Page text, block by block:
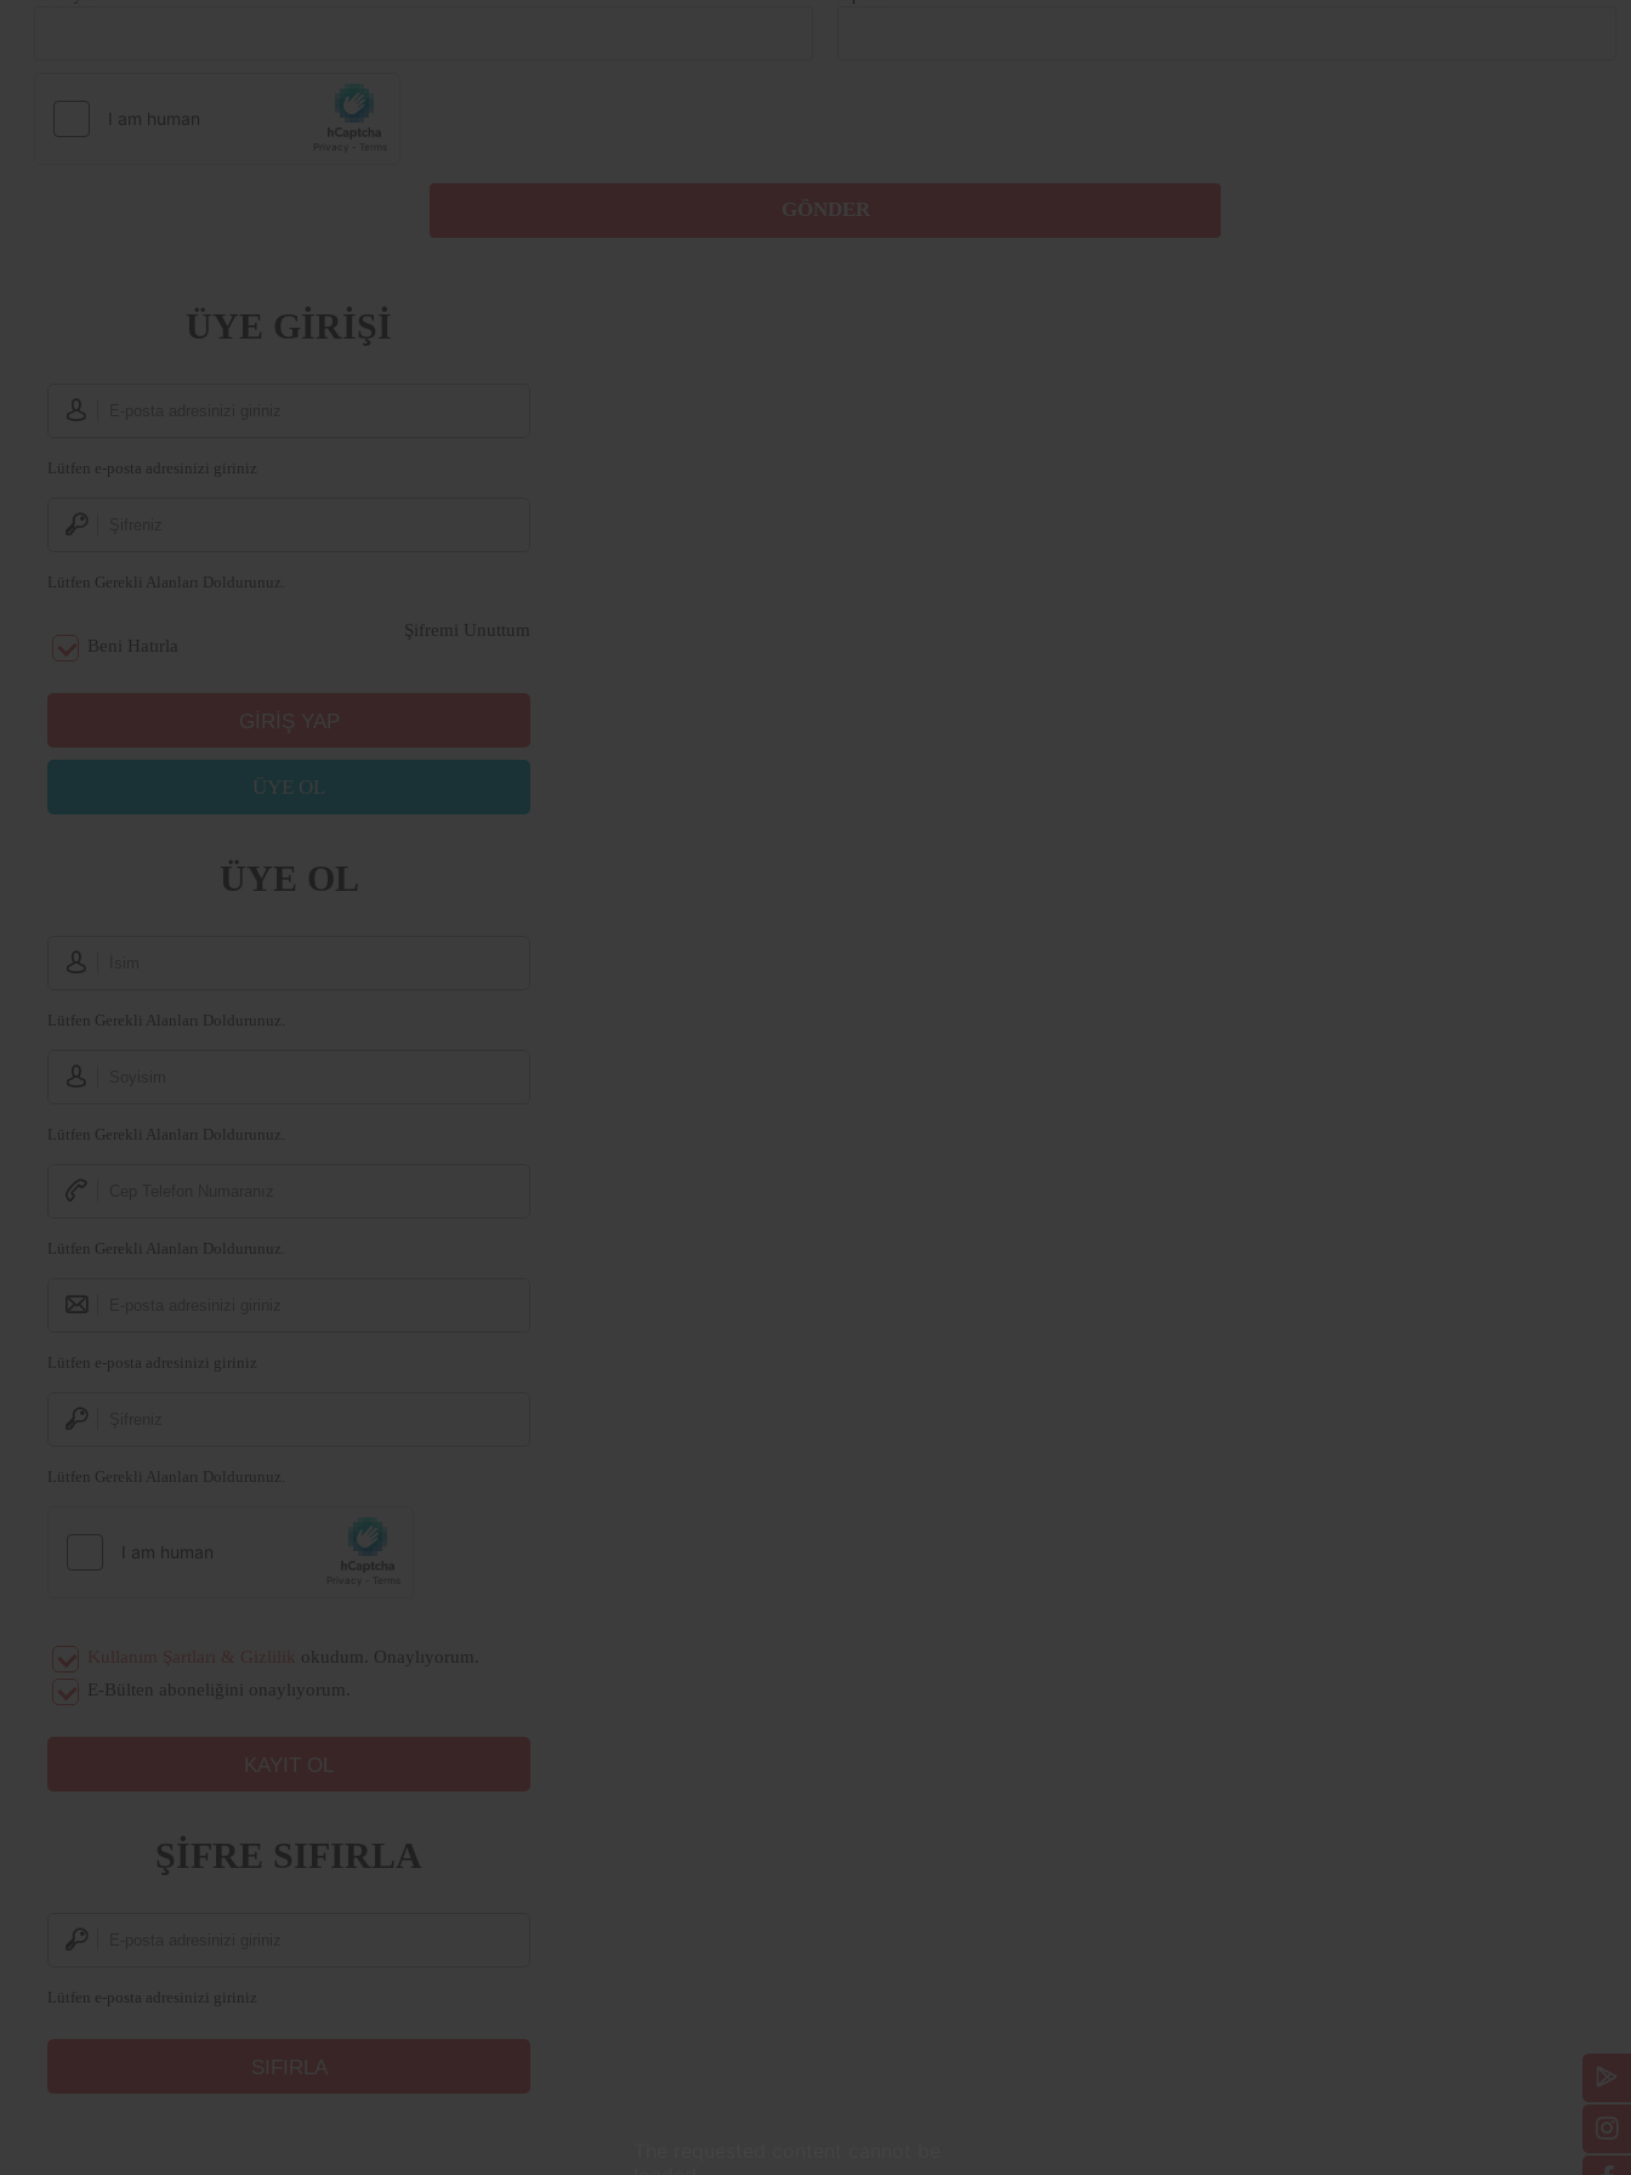
ÜYE GİRİŞİ
Lütfen e-posta adresinizi giriniz
Lütfen Gerekli Alanları Doldurunuz.
Beni Hatırla
Şifremi Unuttum
ÜYE OL
ÜYE OL
Lütfen Gerekli Alanları Doldurunuz.
Lütfen Gerekli Alanları Doldurunuz.
Lütfen Gerekli Alanları Doldurunuz.
Lütfen e-posta adresinizi giriniz
Lütfen Gerekli Alanları Doldurunuz.
okudum. Onaylıyorum.
E-Bülten aboneliğini onaylıyorum.
ŞİFRE SIFIRLA
Lütfen e-posta adresinizi giriniz